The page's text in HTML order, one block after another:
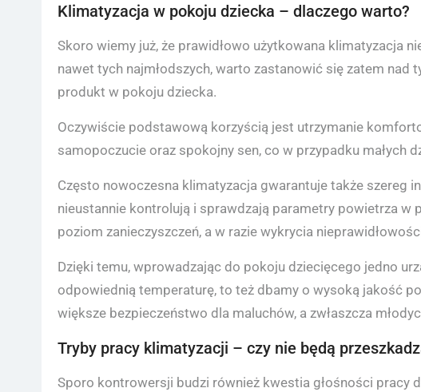
Klimatyzacja w pokoju dziecka – dlaczego warto?
Skoro wiemy już, że prawidłowo użytkowana klimatyzacja
nawet tych najmłodszych, warto zastanowić się zatem
produkt w pokoju dziecka.
Oczywiście podstawową korzyścią jest utrzymanie
samopoczucie oraz spokojny sen, co w przypadku małych
Często nowoczesna klimatyzacja gwarantuje także szereg
nieustannie kontrolują i sprawdzają parametry powietrza w
poziom zanieczyszczeń, a w razie wykrycia
Dzięki temu, wprowadzając do pokoju dziecięcego jedno
odpowiednią temperaturę, to też dbamy o wysoką jakość
większe bezpieczeństwo dla maluchów, a zwłaszcza
Tryby pracy klimatyzacji – czy nie będą
Sporo kontrowersji budzi również kwestia głośności pracy